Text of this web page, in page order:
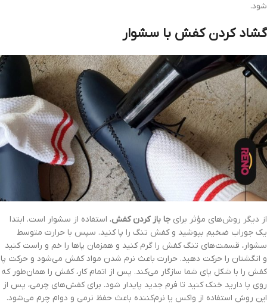
شود.
گشاد کردن کفش با سشوار
از دیگر روش‌های مؤثر برای جا باز کردن کفش، استفاده از سشوار است. ابتدا
یک جوراب ضخیم بپوشید و کفش تنگ را پا کنید. سپس با حرارت متوسط
سشوار، قسمت‌های تنگ کفش را گرم کنید و همزمان پاها را خم و راست کنید
و انگشتان را حرکت دهید. حرارت باعث نرم شدن مواد کفش می‌شود و حرکت پا
کفش را با شکل پای شما سازگار می‌کند. پس از اتمام کار، کفش را همان‌طور که
روی پا دارید خنک کنید تا فرم جدید پایدار شود. برای کفش‌های چرمی، پس از
این روش استفاده از واکس یا نرم‌کننده باعث حفظ نرمی و دوام چرم می‌شود.